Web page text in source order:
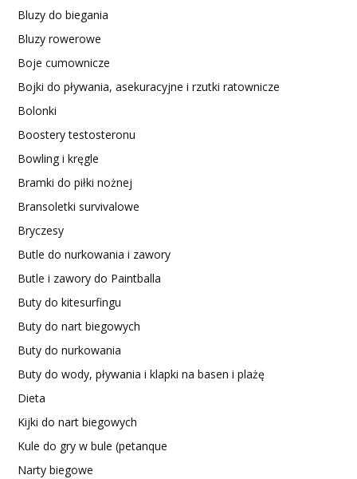
Bluzy do biegania
Bluzy rowerowe
Boje cumownicze
Bojki do pływania, asekuracyjne i rzutki ratownicze
Bolonki
Boostery testosteronu
Bowling i kręgle
Bramki do piłki nożnej
Bransoletki survivalowe
Bryczesy
Butle do nurkowania i zawory
Butle i zawory do Paintballa
Buty do kitesurfingu
Buty do nart biegowych
Buty do nurkowania
Buty do wody, pływania i klapki na basen i plażę
Dieta
Kijki do nart biegowych
Kule do gry w bule (petanque
Narty biegowe